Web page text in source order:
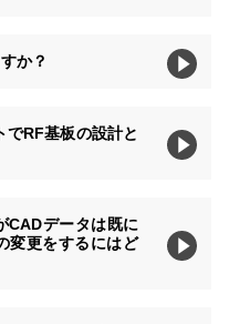
か？
でRF基板の設計と
CADデータは既に
変更をするにはど